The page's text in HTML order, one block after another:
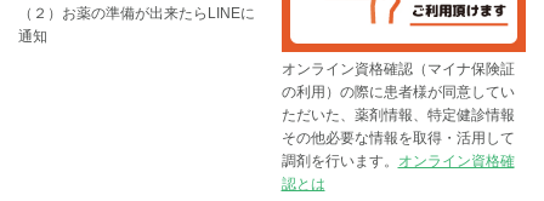
（２）お薬の準備が出来たらLINEに
通知
オンライン資格確認（マイナ保険証
の利用）の際に患者様が同意してい
ただいた、薬剤情報、特定健診情報
その他必要な情報を取得・活用して
調剤を行います。
オンライン資格確
認とは